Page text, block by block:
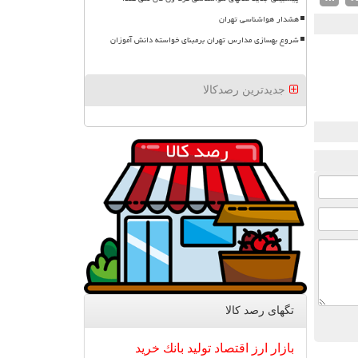
هشدار هواشناسی تهران
شروع بهسازی مدارس تهران برمبنای خواسته دانش آموزان
جدیدترین رصدکالا
تگهای رصد كالا
بازار ارز اقتصاد تولید بانك خرید